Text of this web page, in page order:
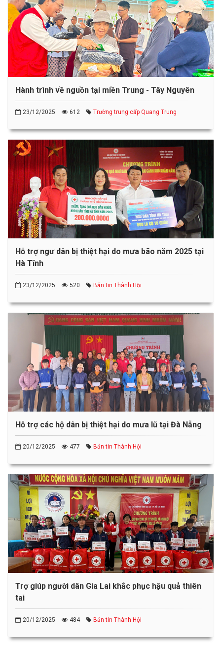
Hành trình về nguồn tại miền Trung - Tây Nguyên
23/12/2025 612 Trường trung cấp Quang Trung
Hỗ trợ ngư dân bị thiệt hại do mưa bão năm 2025 tại
Hà Tĩnh
23/12/2025 520 Bản tin Thành Hội
Hỗ trợ các hộ dân bị thiệt hại do mưa lũ tại Đà Nẵng
20/12/2025 477 Bản tin Thành Hội
Trợ giúp người dân Gia Lai khắc phục hậu quả thiên
tai
20/12/2025 484 Bản tin Thành Hội